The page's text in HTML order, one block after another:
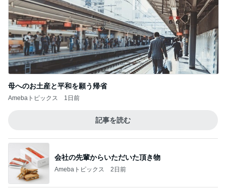
母へのお土産と平和を願う帰省
Amebaトピックス 1日前
記事を読む
会社の先輩からいただいた頂き物
Amebaトピックス 2日前